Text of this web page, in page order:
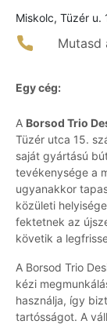
Miskolc, Tüzér u.
Mutasd
Egy cég:
A Borsod Trio
Tüzér utca 15.
saját gyártású
tevékenysége a
ugyanakkor
közületi
fektetnek az
követik a
A Borsod Trio
kézi
használja, így
tartósságot. A